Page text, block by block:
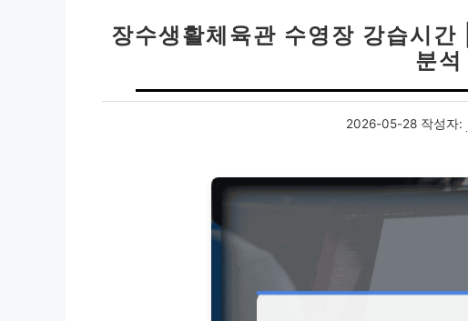
장수생활체육관 수영장 강습시
분석
2026-05-28 작성자: